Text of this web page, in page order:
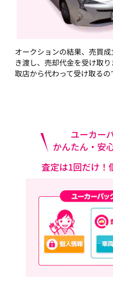
オークションの結果、売買
き渡し、売却代金を受け取
取店から代わって受け取るの
ユーカー
かんたん・安
査定は1回だけ！